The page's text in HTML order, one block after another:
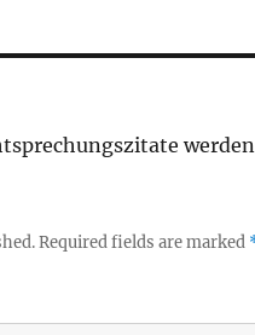
Required fields are marked